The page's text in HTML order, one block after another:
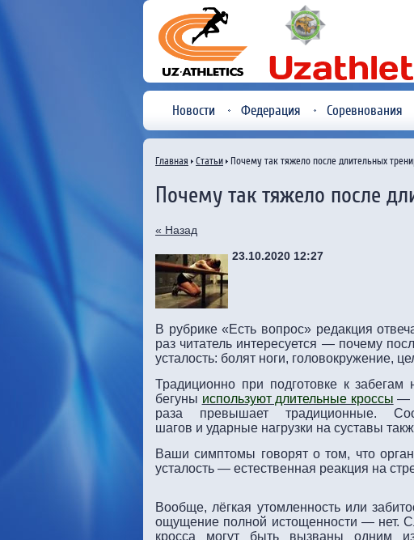
Новости Федерация Соревнования
Главная Статьи Почему так тяжело после длительных
Почему так тяжело после
« Назад
23.10.2020 12:27
В рубрике «Есть вопрос» редакция
раз читатель интересуется — почему
усталость: болят ноги, головокружение,
Традиционно при подготовке к
бегуны используют длительные кроссы —
раза превышает традиционные.
шагов и ударные нагрузки на суставы
Ваши симптомы говорят о том, что
усталость — естественная реакция на
Вообще, лёгкая утомленность или
ощущение полной истощенности — нет.
кросса могут быть вызваны одним